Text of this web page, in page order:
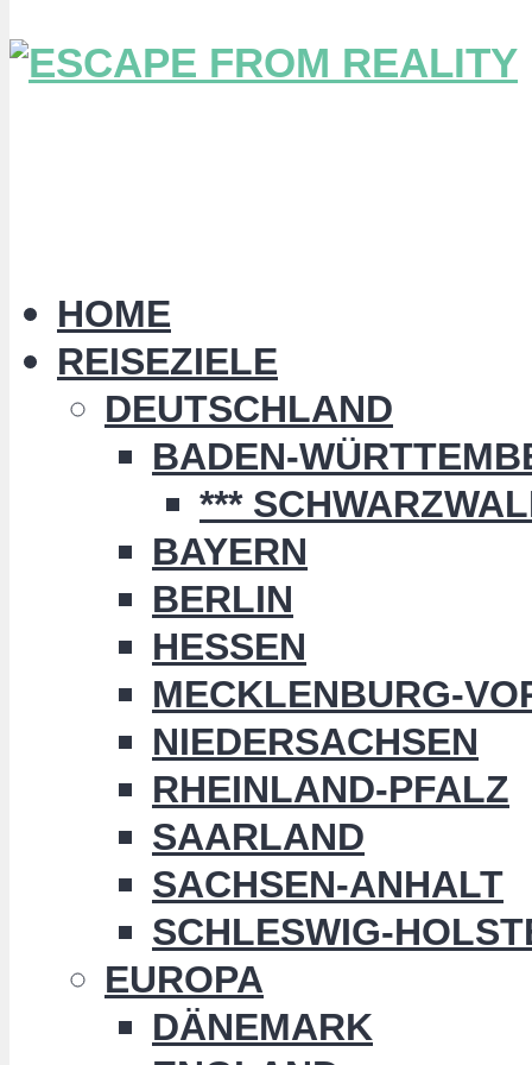
HOME
REISEZIELE
DEUTSCHLAND
BADEN-
***
BAYERN
BERLIN
HESSEN
MECKLENBURG-
NIEDERSACHSEN
RHEINLAND-PFALZ
SAARLAND
SACHSEN-ANHALT
SCHLESWIG-
EUROPA
DÄNEMARK